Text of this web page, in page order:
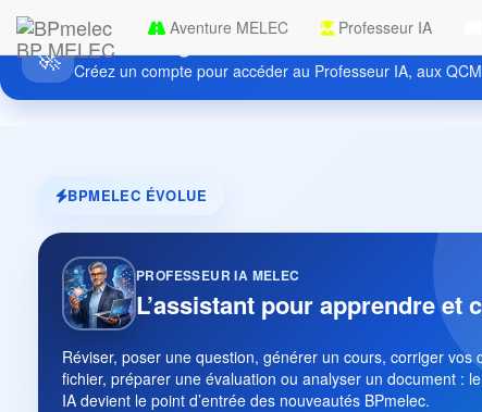
BP MELEC
Aventure MELEC Professeur IA
🚀 Découvrez gratuitement BPmelec
Créez un compte pour accéder au Professeur IA, aux
BPMELEC ÉVOLUE
PROFESSEUR IA MELEC
L’assistant pour apprendre et
Réviser, poser une question, générer un cours, corriger vos
fichier, préparer une évaluation ou analyser un document :
IA devient le point d’entrée des nouveautés BPmelec.